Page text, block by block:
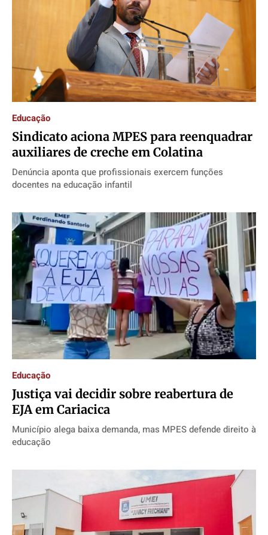
Educação
Sindicato aciona MPES para reenquadrar
auxiliares de creche em Colatina
Denúncia aponta que profissionais exercem funções
docentes na educação infantil
Educação
Justiça vai decidir sobre reabertura de
EJA em Cariacica
Município alega baixa demanda, mas MPES defende direito à
educação